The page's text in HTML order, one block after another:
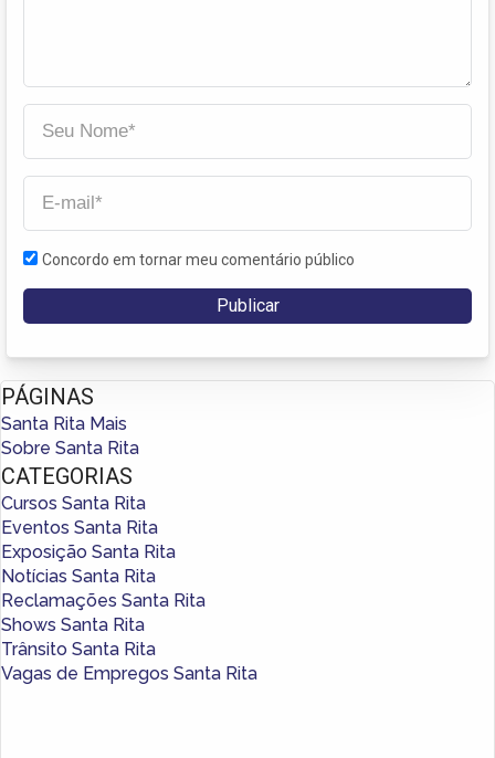
Concordo em tornar meu comentário público
PÁGINAS
Santa Rita Mais
Sobre Santa Rita
CATEGORIAS
Cursos Santa Rita
Eventos Santa Rita
Exposição Santa Rita
Notícias Santa Rita
Reclamações Santa Rita
Shows Santa Rita
Trânsito Santa Rita
Vagas de Empregos Santa Rita